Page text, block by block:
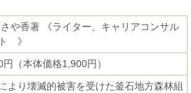
や香著 《ライター、キャリアコンサル
》
（本体価格1,900円）
より壊滅的被害を受けた釜石地方森林組